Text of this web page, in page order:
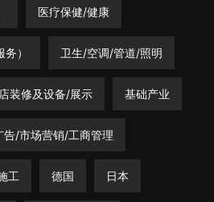
医疗保健/健康
） 卫生/空调/管道/照明
装修及设备/展示 基础产业
告/市场营销/工商管理
工 德国 日本